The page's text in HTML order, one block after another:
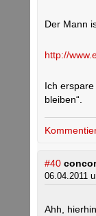
Der Mann
http://
Ich
bleiben“.
#40
06.04.2011
Ahh,